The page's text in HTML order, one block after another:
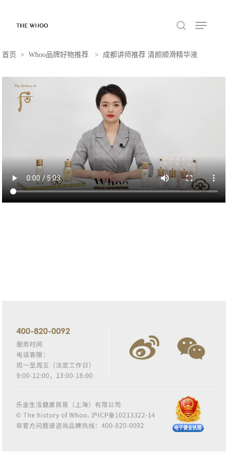
首页 > Whoo品牌好物推荐 > 成都讲师推荐 清颜顺滑精华液